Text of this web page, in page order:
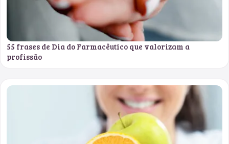
55 frases de Dia do Farmacêutico que valorizam a
profissão